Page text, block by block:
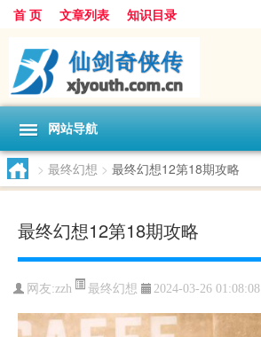
首 页 文章列表 知识目录
网站导航
> 最终幻想 > 最终幻想12第18期攻略
最终幻想12第18期攻略
网友:zzh 最终幻想 2024-03-26 01:08:08